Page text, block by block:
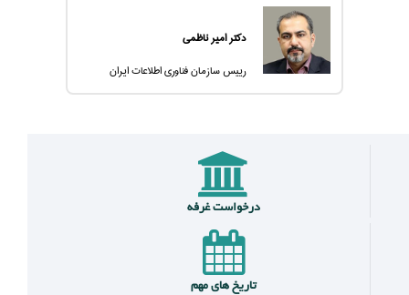
دکتر امير ناظمي
رییس سازمان فناوری اطلاعات ایران
درخواست غرفه
تاریخ های مهم